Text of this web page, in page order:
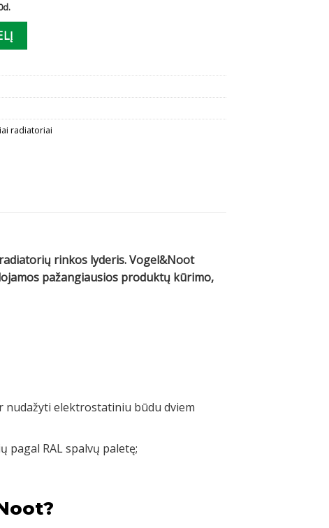
V33, 500x2200 apatinis prijungimas
radiatoriai
rinkos lyderis. Vogel&Noot
pažangiausios produktų kūrimo,
nudažyti elektrostatiniu būdu dviem
pagal RAL spalvų paletę;